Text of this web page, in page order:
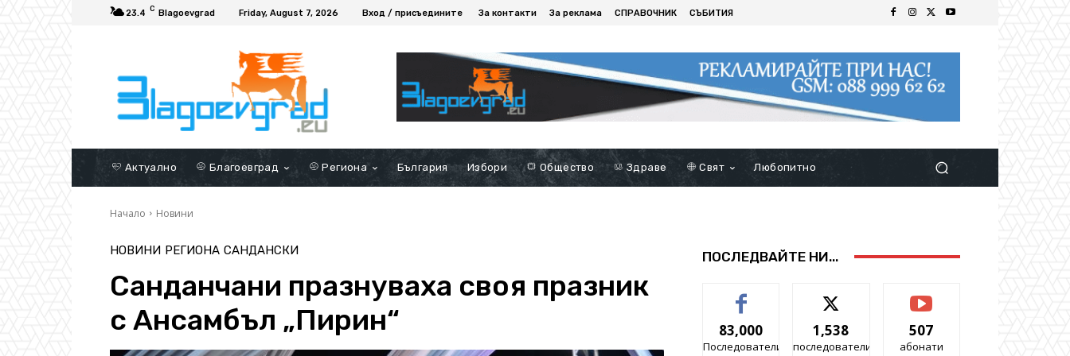
23.4 C Blagoevgrad Friday, August 7, 2026 Вход / присъедините За контакти За реклама СПРАВОЧНИК СЪБИТИЯ
Актуално Благоевград Региона България Избори Общество Здраве Свят Любопитно
Начало Новини
НОВИНИ РЕГИОНА САНДАНСКИ
Санданчани празнуваха своя празник
с Ансамбъл „Пирин“
ПОСЛЕДВАЙТЕ НИ...
83,000
Последователи
1,538
последователи
507
абонати